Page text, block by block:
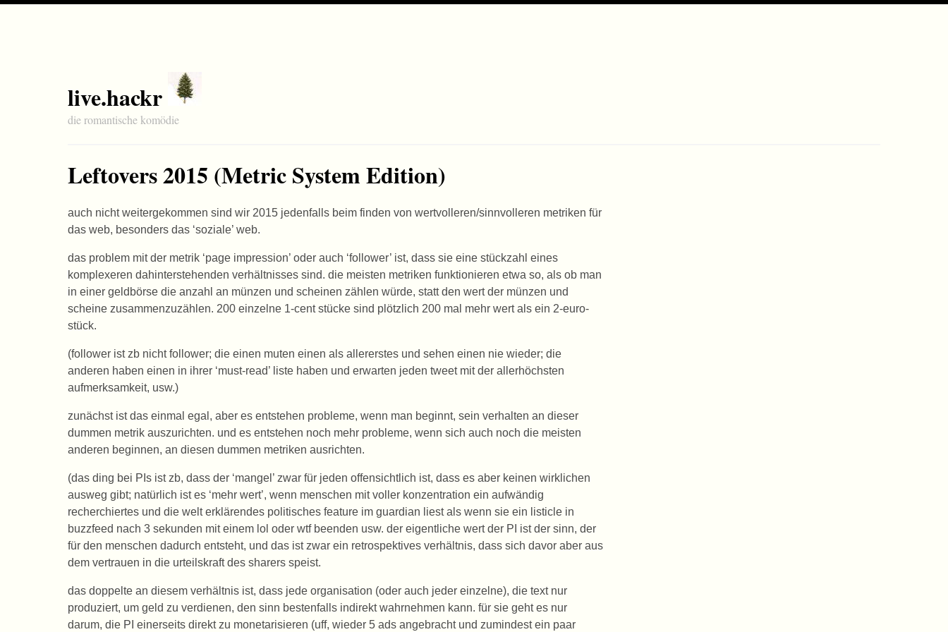
live.hackr
die romantische komödie
Leftovers 2015 (Metric System Edition)
auch nicht weitergekommen sind wir 2015 jedenfalls beim finden von wertvolleren/sinnvolleren metriken für
das web, besonders das ‘soziale’ web.
das problem mit der metrik ‘page impression’ oder auch ‘follower’ ist, dass sie eine stückzahl eines
komplexeren dahinterstehenden verhältnisses sind. die meisten metriken funktionieren etwa so, als ob man
in einer geldbörse die anzahl an münzen und scheinen zählen würde, statt den wert der münzen und
scheine zusammenzuzählen. 200 einzelne 1-cent stücke sind plötzlich 200 mal mehr wert als ein 2-euro-
stück.
(follower ist zb nicht follower; die einen muten einen als allererstes und sehen einen nie wieder; die
anderen haben einen in ihrer ‘must-read’ liste haben und erwarten jeden tweet mit der allerhöchsten
aufmerksamkeit, usw.)
zunächst ist das einmal egal, aber es entstehen probleme, wenn man beginnt, sein verhalten an dieser
dummen metrik auszurichten. und es entstehen noch mehr probleme, wenn sich auch noch die meisten
anderen beginnen, an diesen dummen metriken ausrichten.
(das ding bei PIs ist zb, dass der ‘mangel’ zwar für jeden offensichtlich ist, dass es aber keinen wirklichen
ausweg gibt; natürlich ist es ‘mehr wert’, wenn menschen mit voller konzentration ein aufwändig
recherchiertes und die welt erklärendes politisches feature im guardian liest als wenn sie ein listicle in
buzzfeed nach 3 sekunden mit einem lol oder wtf beenden usw. der eigentliche wert der PI ist der sinn, der
für den menschen dadurch entsteht, und das ist zwar ein retrospektives verhältnis, dass sich davor aber aus
dem vertrauen in die urteilskraft des sharers speist.
das doppelte an diesem verhältnis ist, dass jede organisation (oder auch jeder einzelne), die text nur
produziert, um geld zu verdienen, den sinn bestenfalls indirekt wahrnehmen kann. für sie geht es nur
darum, die PI einerseits direkt zu monetarisieren (uff, wieder 5 ads angebracht und zumindest ein paar